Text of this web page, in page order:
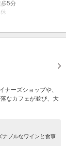
5分
ナーズショップや、
なカフェが並び、大
ナブルなワインと食事